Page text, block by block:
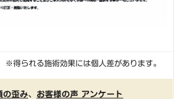
※得られる施術効果には個人差があります。
の歪み、 お客様の声 アンケート